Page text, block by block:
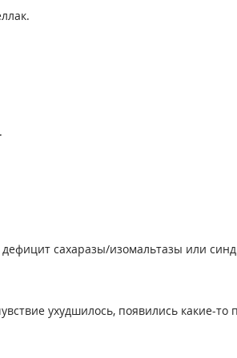
сахаразы/изомальтазы или
ухудшилось, появились какие-то